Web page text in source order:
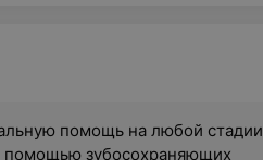
помощь на любой стадии
помощью зубосохраняющих